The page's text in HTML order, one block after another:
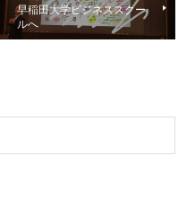
早稲田大学ビジネススクー
ルへ